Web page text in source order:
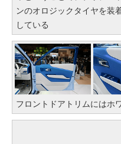
ンのオロジックタイヤを装
している
フロントドアトリムにはホ